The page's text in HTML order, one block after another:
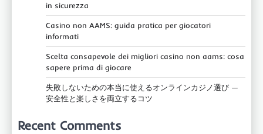
in sicurezza
Casino non AAMS: guida pratica per giocatori
informati
Scelta consapevole dei migliori casino non aams: cosa
sapere prima di giocare
失敗しないための本当に使えるオンラインカジノ選び —
安全性と楽しさを両立するコツ
Recent Comments